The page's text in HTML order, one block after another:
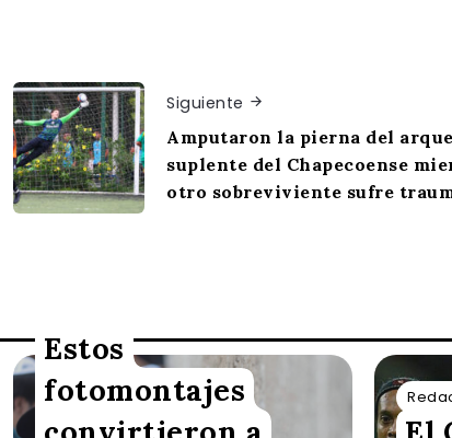
Siguiente
Amputaron la pierna del
suplente del Chapecoense
otro sobreviviente sufre
Redacción VoxBox
Estos
fotomontajes